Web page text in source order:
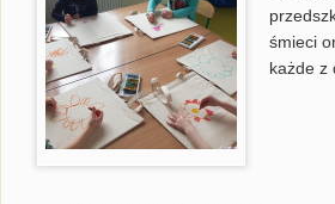
śmieci
każde z